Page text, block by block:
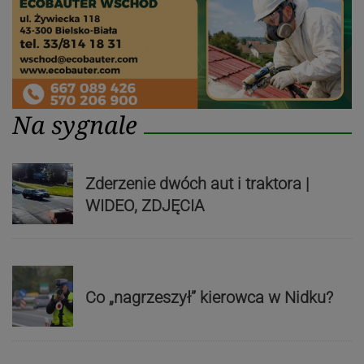
Na sygnale
Zderzenie dwóch aut i traktora |
WIDEO, ZDJĘCIA
Co „nagrzeszył” kierowca w Nidku?